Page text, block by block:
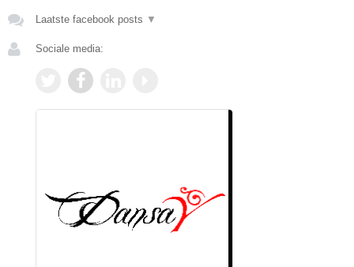
Laatste facebook posts ▼
Sociale media: